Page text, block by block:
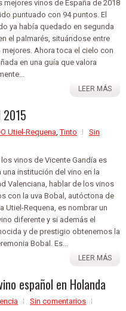
mejores vinos de España de 2018
puntuado con 94 puntos. El
ya había quedado en segunda
el palmarés, situándose entre
Ahora toca el cielo con
en una guía que valora
LEER MÁS
2015
Utiel-Requena ,Tinto
Sin
vinos de Vicente Gandía es
una institución del vino en la
Valenciana, hablar de los vinos
con la uva Bobal, autóctona de
Utiel-Requena, es nombrar un
diferente y si además el
y de prestigio obtenemos la
Bobal. Es...
LEER MÁS
español en Holanda
Sin comentarios